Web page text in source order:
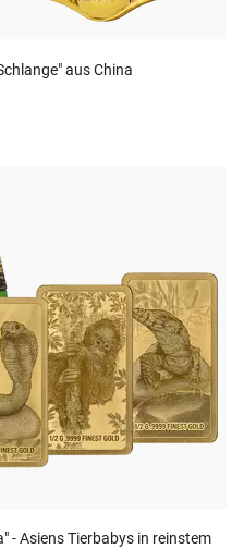
aus China
- Asiens Tierbabys in reinstem